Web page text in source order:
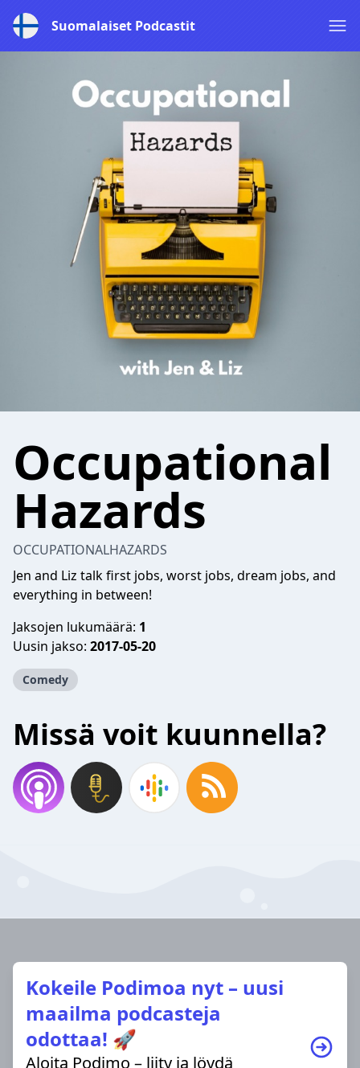
Suomalaiset Podcastit
Occupational
Hazards
OCCUPATIONALHAZARDS
Jen and Liz talk first jobs, worst jobs, dream jobs, and
everything in between!
Jaksojen lukumäärä: 1
Uusin jakso: 2017-05-20
Comedy
Missä voit kuunnella?
Kokeile Podimoa nyt – uusi
maailma podcasteja
odottaa! 🚀
Aloita Podimo – liity ja löydä